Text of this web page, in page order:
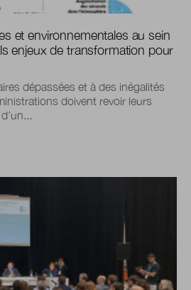
et environnementales au sein
enjeux de transformation pour
dépassées et à des inégalités
doivent revoir leurs